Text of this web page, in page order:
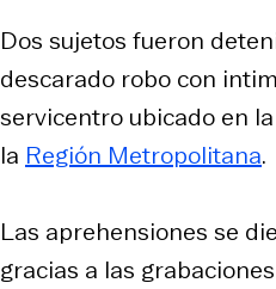
Dos sujetos fueron
descarado robo con
servicentro ubicado en
la Región Metropolitana.
Las aprehensiones se
gracias a las